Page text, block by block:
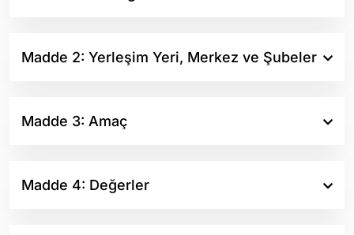
Madde 2: Yerleşim Yeri, Merkez ve Şubeler
Madde 3: Amaç
Madde 4: Değerler